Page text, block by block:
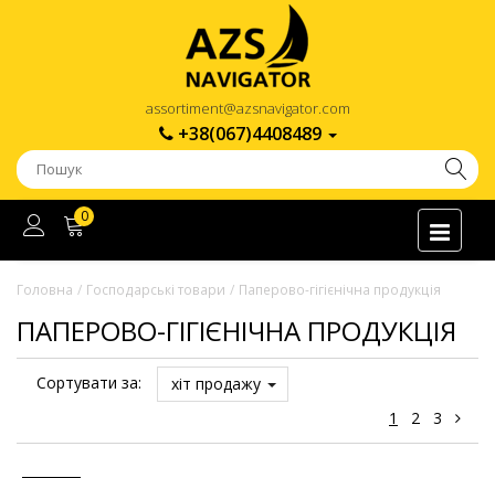
assortiment@azsnavigator.com
+38(067)4408489
0
Головна Господарські товари Паперово-гігієнічна продукція
ПАПЕРОВО-ГІГІЄНІЧНА ПРОДУКЦІЯ
Сортувати за:
хіт продажу
1
2 3